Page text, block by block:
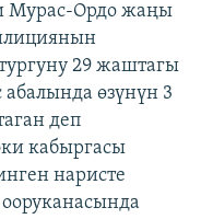
Мурас-Ордо жаңы
29 жаштагы
абалында өзүнүн 3
деп
кабыргасы
наристе